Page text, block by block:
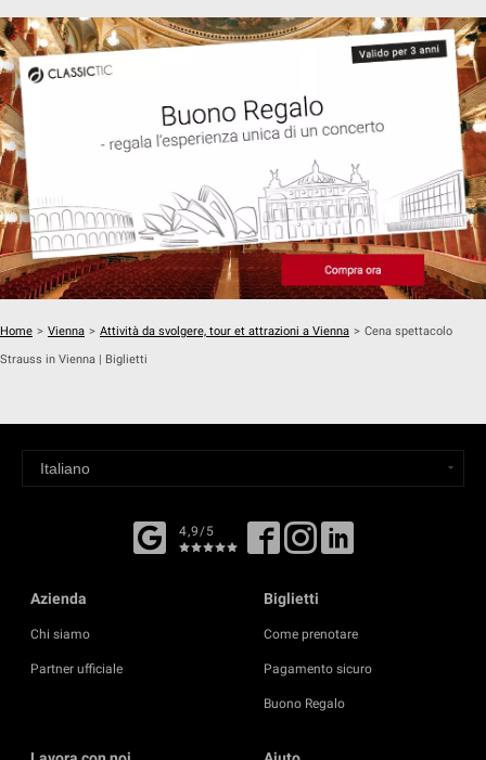
Home > Vienna > Attività da svolgere, tour et attrazioni a Vienna > Cena spettacolo
Strauss in Vienna | Biglietti
4,9/5
Azienda
Chi siamo
Partner ufficiale
Biglietti
Come prenotare
Pagamento sicuro
Buono Regalo